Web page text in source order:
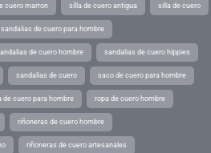
cuero marron silla de cuero antigua silla de cuero
sandalias de cuero para hombre
de cuero hombre sandalias de cuero hippies
sandalias de cuero saco de cuero para hombre
de cuero para hombre ropa de cuero hombre
riñoneras de cuero hombre
riñoneras de cuero artesanales